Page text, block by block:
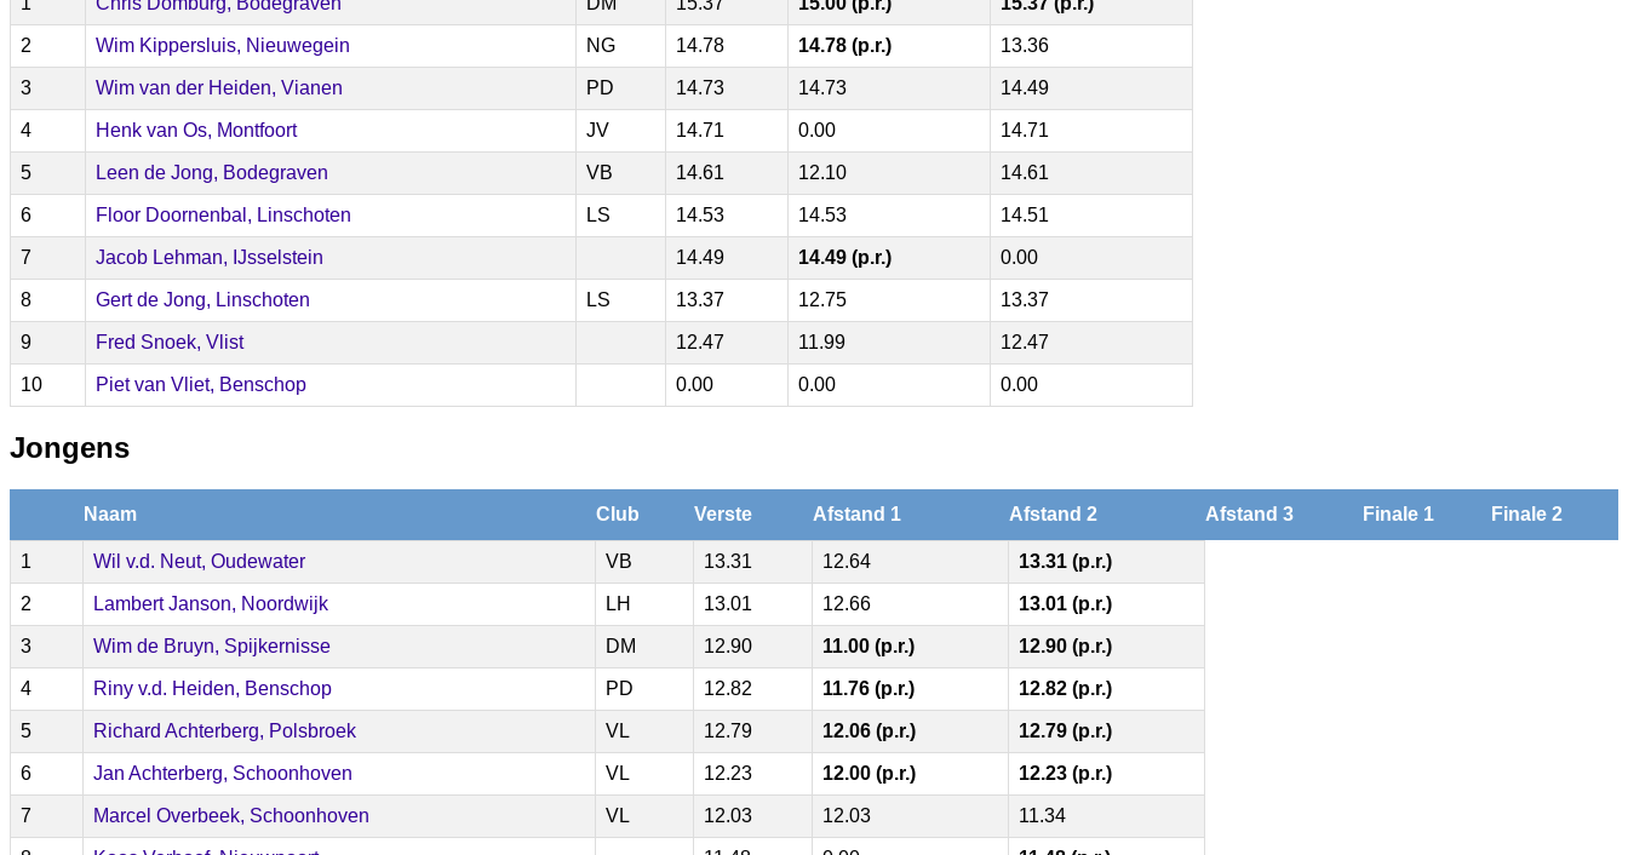
2 Wim Kippersluis, Nieuwegein NG 14.78 14.78 (p.r.) 13.36
3 Wim van der Heiden, Vianen PD 14.73 14.73 14.49
4 Henk van Os, Montfoort JV 14.71 0.00 14.71
5 Leen de Jong, Bodegraven VB 14.61 12.10 14.61
6 Floor Doornenbal, Linschoten LS 14.53 14.53 14.51
7 Jacob Lehman, IJsselstein 14.49 14.49 (p.r.) 0.00
8 Gert de Jong, Linschoten LS 13.37 12.75 13.37
9 Fred Snoek, Vlist 12.47 11.99 12.47
10 Piet van Vliet, Benschop 0.00 0.00 0.00
Jongens
Naam Club Verste Afstand 1 Afstand 2 Afstand 3 Finale 1 Finale 2
1 Wil v.d. Neut, Oudewater VB 13.31 12.64 13.31 (p.r.)
2 Lambert Janson, Noordwijk LH 13.01 12.66 13.01 (p.r.)
3 Wim de Bruyn, Spijkernisse DM 12.90 11.00 (p.r.) 12.90 (p.r.)
4 Riny v.d. Heiden, Benschop PD 12.82 11.76 (p.r.) 12.82 (p.r.)
5 Richard Achterberg, Polsbroek VL 12.79 12.06 (p.r.) 12.79 (p.r.)
6 Jan Achterberg, Schoonhoven VL 12.23 12.00 (p.r.) 12.23 (p.r.)
7 Marcel Overbeek, Schoonhoven VL 12.03 12.03 11.34